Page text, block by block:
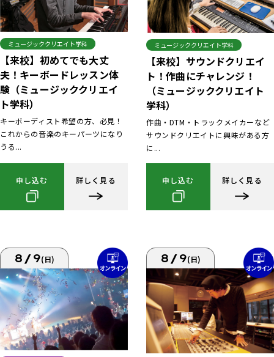
ミュージッククリエイト学科
【来校】初めてでも大丈
夫！キーボードレッスン体
験（ミュージッククリエイ
ト学科）
キーボーディスト希望の方、必見！
これからの音楽のキーパーツになり
うる...
申し込む 詳しく見る
ミュージッククリエイト学科
【来校】サウンドクリエイ
ト！作曲にチャレンジ！
（ミュージッククリエイト
学科）
作曲・DTM・トラックメイカーなど
サウンドクリエイトに興味がある方
に...
申し込む 詳しく見る
8/9(日) 8/9(日)